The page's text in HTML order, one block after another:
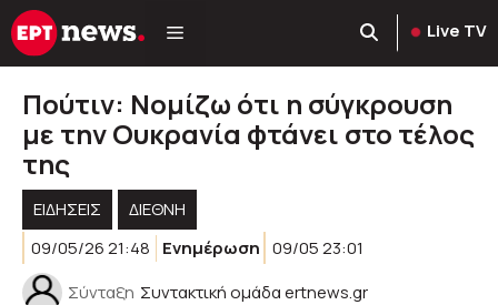
Μετάβαση
σε
Live TV
Πούτιν: Νομίζω ότι η σύγκρουση
με την Ουκρανία φτάνει στο τέλος
της
ΕΙΔΗΣΕΙΣ
ΔΙΕΘΝΗ
09/05/26 21:48
Ενημέρωση 09/05 23:01
Σύνταξη Συντακτική ομάδα ertnews.gr